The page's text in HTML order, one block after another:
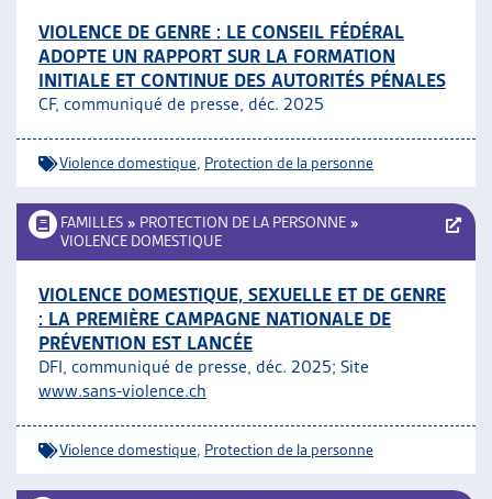
GUIDE SOCIAL ROMAND
AUTRES
ARTIAS
PROJETS ET ACTIVITÉS
VIOLENCE DE GENRE : LE CONSEIL FÉDÉRAL
ADOPTE UN RAPPORT SUR LA FORMATION
INITIALE ET CONTINUE DES AUTORITÉS PÉNALES
CF, communiqué de presse, déc. 2025
Violence domestique Protection de la personne
FAMILLES » PROTECTION DE LA PERSONNE »
VIOLENCE DOMESTIQUE
VIOLENCE DOMESTIQUE, SEXUELLE ET DE GENRE
: LA PREMIÈRE CAMPAGNE NATIONALE DE
PRÉVENTION EST LANCÉE
DFI, communiqué de presse, déc. 2025; Site
www.sans-violence.ch
Violence domestique Protection de la personne